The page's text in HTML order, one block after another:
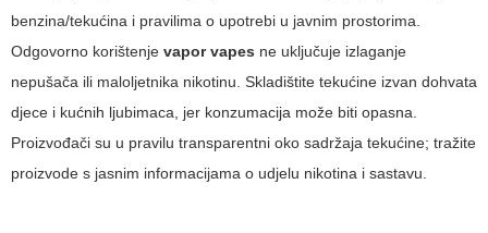
benzina/tekućina i pravilima o upotrebi u javnim prostorima.
Odgovorno korištenje vapor vapes ne uključuje izlaganje
nepušača ili maloljetnika nikotinu. Skladištite tekućine izvan dohvata
djece i kućnih ljubimaca, jer konzumacija može biti opasna.
Proizvođači su u pravilu transparentni oko sadržaja tekućine; tražite
proizvode s jasnim informacijama o udjelu nikotina i sastavu.